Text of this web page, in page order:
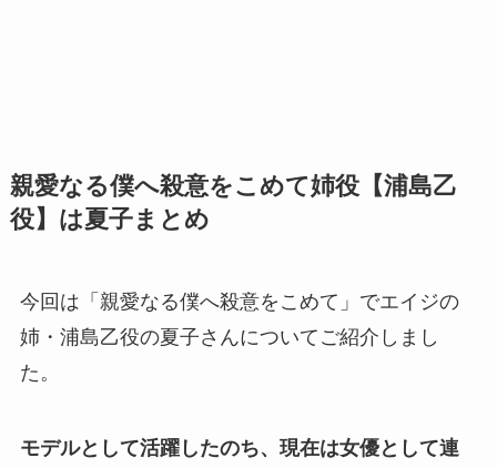
親愛なる僕へ殺意をこめて姉役【浦島乙
役】は夏子まとめ
今回は「親愛なる僕へ殺意をこめて」でエイジの
姉・浦島乙役の夏子さんについてご紹介しまし
た。
モデルとして活躍したのち、現在は女優として連